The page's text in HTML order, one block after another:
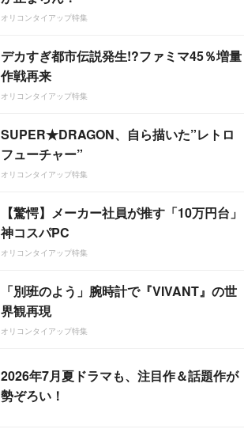
オリコンタイアップ特集
デカすぎ都市伝説発生!?ファミマ45％増量
作戦再来
オリコンタイアップ特集
SUPER★DRAGON、自ら描いた”レトロ
フューチャー”
オリコンタイアップ特集
【驚愕】メーカー社員が推す「10万円台」
神コスパPC
オリコンタイアップ特集
「別班のよう」腕時計で『VIVANT』の世
界観再現
オリコンタイアップ特集
2026年7月夏ドラマも、注目作＆話題作が
勢ぞろい！